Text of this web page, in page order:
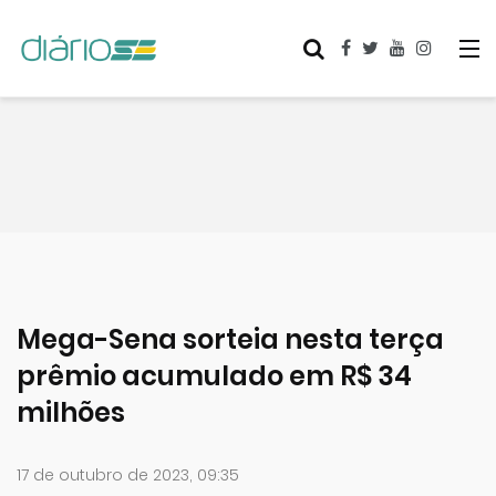
Mega-Sena sorteia nesta terça
prêmio acumulado em R$ 34
milhões
17 de outubro de 2023, 09:35